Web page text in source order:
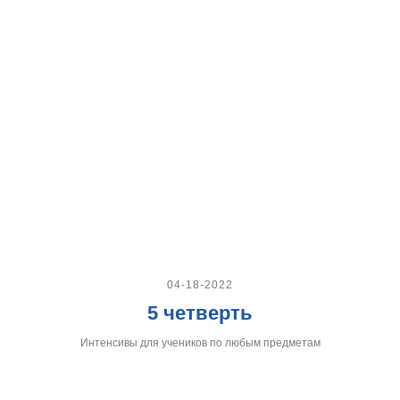
04-18-2022
5 четверть
Интенсивы для учеников по любым предметам